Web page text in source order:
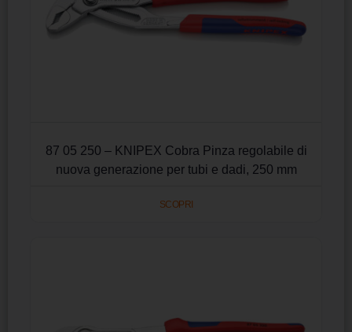
87 05 250 – KNIPEX Cobra Pinza regolabile di
nuova generazione per tubi e dadi, 250 mm
SCOPRI